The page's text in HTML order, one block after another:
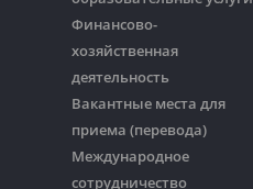
Финансово-
хозяйственная
деятельность
Вакантные места для
приема (перевода)
Международное
сотрудничество